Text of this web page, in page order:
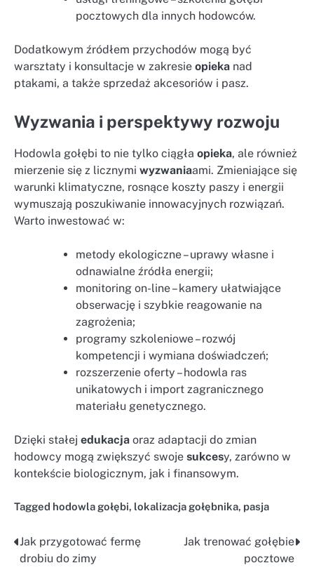
pocztowych dla innych hodowców.
Dodatkowym źródłem przychodów mogą być
warsztaty i konsultacje w zakresie opieka nad
ptakami, a także sprzedaż akcesoriów i pasz.
Wyzwania i perspektywy rozwoju
Hodowla gołębi to nie tylko ciągła opieka, ale również
mierzenie się z licznymi wyzwaniaami. Zmieniające się
warunki klimatyczne, rosnące koszty paszy i energii
wymuszają poszukiwanie innowacyjnych rozwiązań.
Warto inwestować w:
metody ekologiczne – uprawy własne i
odnawialne źródła energii;
monitoring on-line – kamery ułatwiające
obserwację i szybkie reagowanie na
zagrożenia;
programy szkoleniowe – rozwój
kompetencji i wymiana doświadczeń;
rozszerzenie oferty – hodowla ras
unikatowych i import zagranicznego
materiału genetycznego.
Dzięki stałej edukacja oraz adaptacji do zmian
hodowcy mogą zwiększyć swoje sukcesy, zarówno w
kontekście biologicznym, jak i finansowym.
Tagged hodowla gołębi, lokalizacja gołębnika, pasja
Nawigacja
Jak przygotować fermę
drobiu do zimy
Jak trenować gołębie
pocztowe